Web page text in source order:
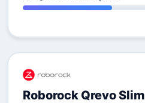
Roborock Qrevo Slim